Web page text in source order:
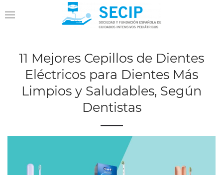
11 Mejores Cepillos de Dientes
Eléctricos para Dientes Más
Limpios y Saludables, Según
Dentistas